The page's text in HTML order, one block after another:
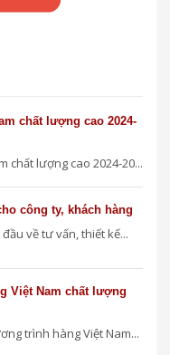
chất lượng cao 2024-
chất lượng cao 2024-20...
công ty, khách hàng
về tư vấn, thiết kế...
Việt Nam chất lượng
trình hàng Việt Nam...